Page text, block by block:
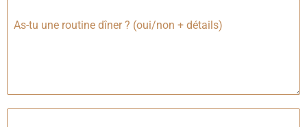
As-tu une routine dîner ? (oui/non + détails)